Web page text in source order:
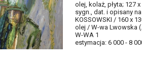
olej, kolaż, płyta; 127 x
sygn., dat. i opisany
KOSSOWSKI / 160 x
olej / W-wa Lwowska
W-WA 1
estymacja: 6 000 - 8